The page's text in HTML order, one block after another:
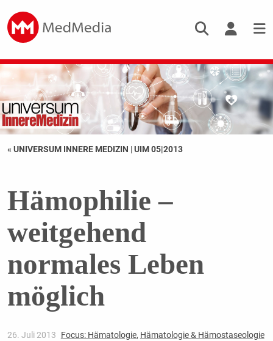
« UNIVERSUM INNERE MEDIZIN |UIM 05|2013
Hämophilie –
weitgehend
normales Leben
möglich
26. Juli 2013 Focus: Hämatologie, Hämatologie & Hämostaseologie